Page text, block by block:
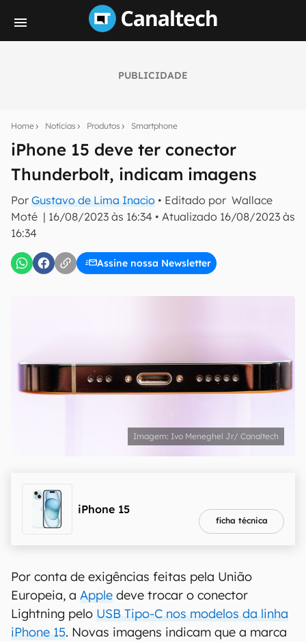
PUBLICIDADE
Home Notícias Produtos Smartphone
iPhone 15 deve ter conector
Thunderbolt, indicam imagens
Por Gustavo de Lima Inacio • Editado por Wallace
Moté | 16/08/2023 às 16:34 • Atualizado 16/08/2023 às
16:34
Assine nossa Newsletter
notícias e reviews sobre tecnologia em primeira
E-mail
Confirmo que li, aceito e concordo com os
Ivo Meneghel Jr/ Canaltech
iPhone 15
ficha técnica
Por conta de exigências feitas pela União
Europeia, a Apple deve trocar o conector
Lightning pelo USB Tipo-C nos modelos da linha
iPhone 15. Novas imagens indicam que a marca